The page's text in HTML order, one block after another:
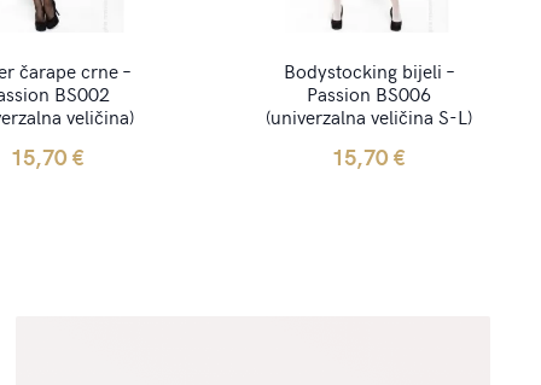
čarape crne –
BS002
veličina)
15,70€
Bodystocking bijeli –
Passion BS006
(univerzalna veličina S-L)
15,70€